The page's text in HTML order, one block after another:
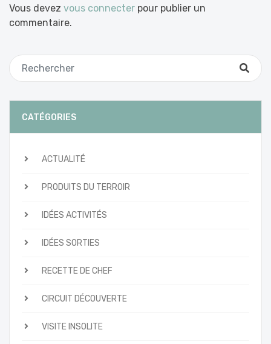
Vous devez vous connecter pour publier un
commentaire.
CATÉGORIES
ACTUALITÉ
PRODUITS DU TERROIR
IDÉES ACTIVITÉS
IDÉES SORTIES
RECETTE DE CHEF
CIRCUIT DÉCOUVERTE
VISITE INSOLITE